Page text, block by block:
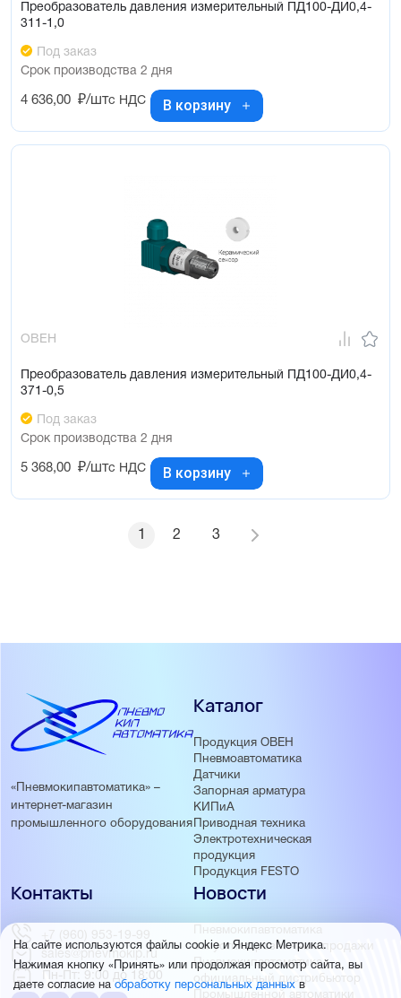
Преобразователь давления измерительный ПД100-ДИ0,4-
311-1,0
Под заказ
Срок производства 2 дня
4 636,00 ₽/штс НДС В корзину
ОВЕН
Преобразователь давления измерительный ПД100-ДИ0,4-
371-0,5
Под заказ
Срок производства 2 дня
5 368,00 ₽/штс НДС В корзину
1 2 3
«Пневмокипавтоматика» –
интернет-магазин
промышленного оборудования
Каталог
Продукция ОВЕН
Пневмоавтоматика
Датчики
Запорная арматура
КИПиА
Приводная техника
Электротехническая
продукция
Продукция FESTO
Новости
Пневмокипавтоматика
запустила розничные продажи
Пневмокипавтоматика –
официальный дистрибьютор
Промышленной автоматики
Контакты
+7 (960) 953-19-99
sales@pnevmokip.ru
Пн-Пт: 9:00 до 18:00
На сайте используются файлы cookie и Яндекс Метрика.
Нажимая кнопку «Принять» или продолжая просмотр сайта, вы
даете согласие наобработку персональных данных в